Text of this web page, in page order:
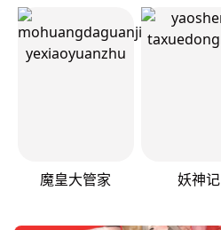
魔皇大管家 妖神记